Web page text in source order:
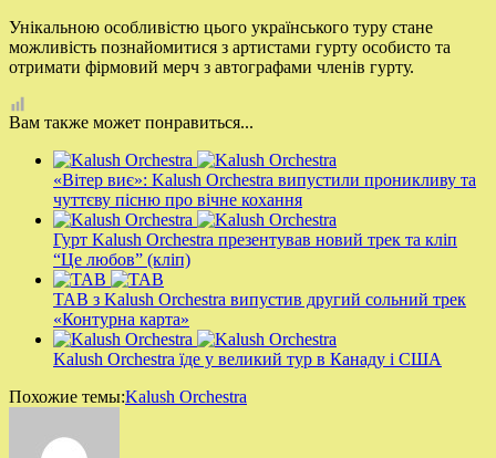
Унікальною особливістю цього українського туру стане
можливість познайомитися з артистами гурту особисто та
отримати фірмовий мерч з автографами членів гурту.
Вам также может понравиться...
«Вітер виє»: Kalush Orchestra випустили проникливу та
чуттєву пісню про вічне кохання
Гурт Kalush Orchestra презентував новий трек та кліп
“Це любов” (кліп)
ТАВ з Kalush Orchestra випустив другий сольний трек
«Контурна карта»
Kalush Orchestra їде у великий тур в Канаду і США
Похожие темы:Kalush Orchestra